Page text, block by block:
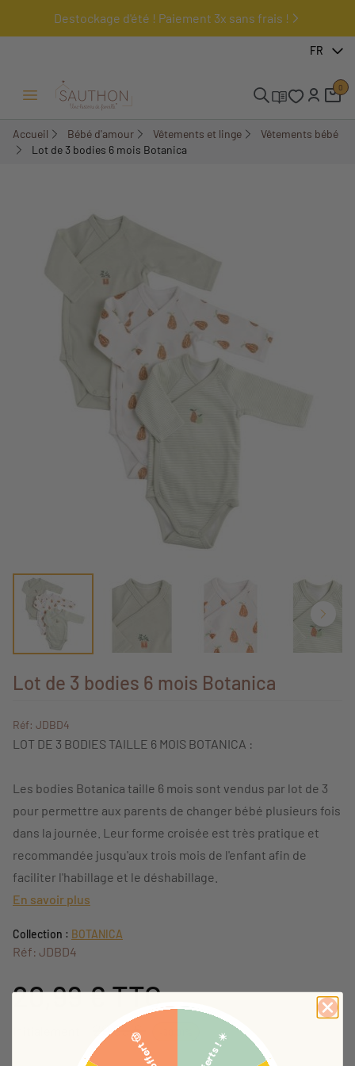
Destockage d'été ! Paiement 3x sans frais !
FR
Ouvrir/Fermer menu
0
Accueil Bébé d'amour Vêtements et linge
Vêtements bébé
Lot de 3 bodies 6 mois Botanica
-30,01%
Lot de 3 bodies 6 mois Botanica
Réf: JDBD4
LOT DE 3 BODIES TAILLE 6 MOIS BOTANICA :
Les bodies Botanica taille 6 mois sont vendus par lot de 3
pour permettre aux parents de changer bébé plusieurs fois
dans la journée. Leur forme croisée est très pratique et
recommandée jusqu'aux trois mois de l'enfant afin de
faciliter l'habillage et le déshabillage.
En savoir plus
Collection : BOTANICA
Réf: JDBD4
20,99 €TTC
29,99 €